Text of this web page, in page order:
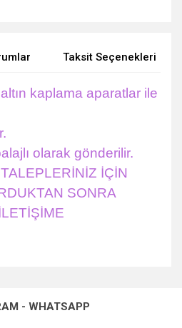
Taksit Seçenekleri
kaplama aparatlar ile
olarak gönderilir.
İÇİN
SONRA
ederiz.
- WHATSAPP